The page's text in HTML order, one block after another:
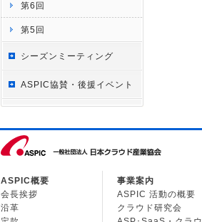
第6回
第5回
シーズンミーティング
ASPIC協賛・後援イベント
ASPIC概要
会長挨拶
沿革
事業案内
ASPIC 活動の概要
クラウド研究会